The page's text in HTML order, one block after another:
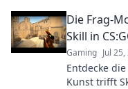
Die Frag-
Skill in
Gaming Jul
Entdecke
Kunst trifft